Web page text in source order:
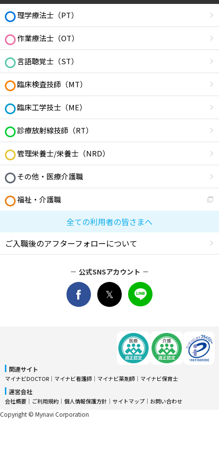
理学療法士（PT）
作業療法士（OT）
言語聴覚士（ST）
臨床検査技師（MT）
臨床工学技士（ME）
診療放射線技師（RT）
管理栄養士/栄養士（NRD）
その他・医療介護職
福祉・介護職
全ての利用者の皆さまへ
ご入職後のアフターフォローについて
公式SNSアカウント
関連サイト
マイナビDOCTOR │ マイナビ看護師 │ マイナビ薬剤師 │ マイナビ保育士
運営会社
会社概要 │ ご利用規約 │ 個人情報保護方針 │ サイトマップ │ お問い合わせ
Copyright © Mynavi Corporation